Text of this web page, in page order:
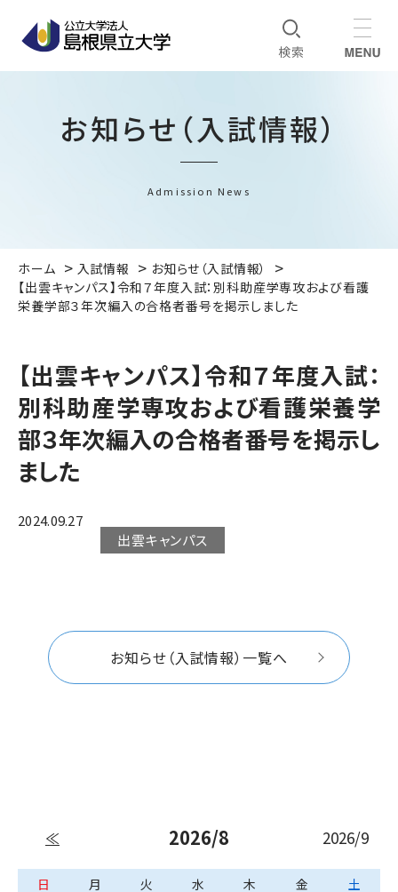
お知らせ（入試情報）
Admission News
ホーム 入試情報
お知らせ（入試情報）
【出雲キャンパス】令和７年度入試：別科助産学専攻および看護
栄養学部３年次編入の合格者番号を掲示しました
【出雲キャンパス】令和７年度入試：
別科助産学専攻および看護栄養学
部３年次編入の合格者番号を掲示し
ました
2024.09.27
出雲キャンパス
お知らせ（入試情報）一覧へ
≪ 2026/8 2026/9
日 月 火 水 木 金
土